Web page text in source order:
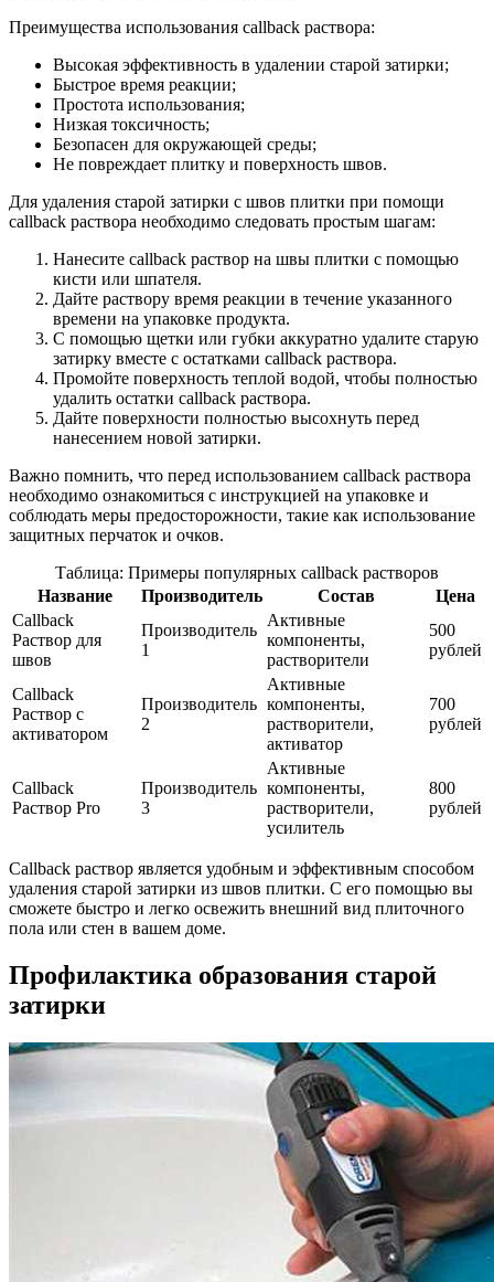
Преимущества использования callback раствора:
Высокая эффективность в удалении старой затирки;
Быстрое время реакции;
Простота использования;
Низкая токсичность;
Безопасен для окружающей среды;
Не повреждает плитку и поверхность швов.
Для удаления старой затирки с швов плитки при помощи
callback раствора необходимо следовать простым шагам:
Нанесите callback раствор на швы плитки с помощью
кисти или шпателя.
Дайте раствору время реакции в течение указанного
времени на упаковке продукта.
С помощью щетки или губки аккуратно удалите старую
затирку вместе с остатками callback раствора.
Промойте поверхность теплой водой, чтобы полностью
удалить остатки callback раствора.
Дайте поверхности полностью высохнуть перед
нанесением новой затирки.
Важно помнить, что перед использованием callback раствора
необходимо ознакомиться с инструкцией на упаковке и
соблюдать меры предосторожности, такие как использование
защитных перчаток и очков.
Таблица: Примеры популярных callback растворов
Название
Производитель Состав
Цена
Callback
Раствор для
швов
Производитель
1
Активные
компоненты,
растворители
500
рублей
Callback
Раствор с
активатором
Производитель
2
Активные
компоненты,
растворители,
активатор
700
рублей
Callback
Раствор Pro
Производитель
3
Активные
компоненты,
растворители,
усилитель
800
рублей
Callback раствор является удобным и эффективным способом
удаления старой затирки из швов плитки. С его помощью вы
сможете быстро и легко освежить внешний вид плиточного
пола или стен в вашем доме.
Профилактика образования старой
затирки